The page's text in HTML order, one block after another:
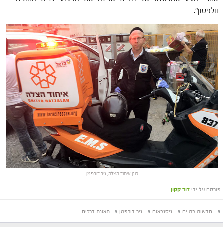
וולפסון".
כונן איחוד הצלה, ניר דורפמן
פורסם על ידי דוד קקון
# חדשות בת ים # ניסנבאום # ניר דורפמן # תאונת דרכים